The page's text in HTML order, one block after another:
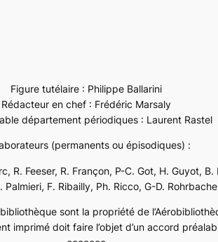
Figure tutélaire : Philippe Ballarini
Rédacteur en chef : Frédéric Marsaly
département périodiques : Laurent Rastel
(permanents ou épisodiques) :
R. Feeser, R. Françon, P-C. Got, H. Guyot,
F. Ribailly, Ph. Ricco, G-D.
sont la propriété de
doit faire l’objet d’un accord